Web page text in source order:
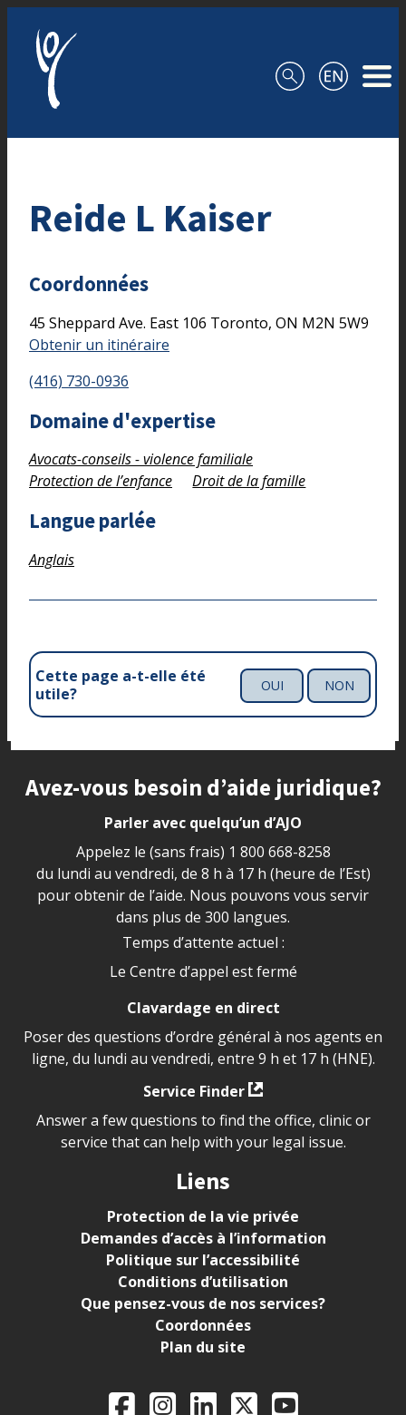
Reide L Kaiser
Coordonnées
45 Sheppard Ave. East 106 Toronto, ON M2N 5W9
Obtenir un itinéraire
(416) 730-0936
Domaine d'expertise
Avocats-conseils - violence familiale
Protection de l’enfance
Droit de la famille
Langue parlée
Anglais
Cette page a-t-elle été
utile?
OUI NON
Site footer
Avez-vous besoin d’aide juridique?
Parler avec quelqu’un d’AJO
Appelez le (sans frais) 1 800 668-8258
du lundi au vendredi, de 8 h à 17 h (heure de l’Est)
pour obtenir de l’aide. Nous pouvons vous servir
dans plus de 300 langues.
Temps d’attente actuel :
Le Centre d’appel est fermé
Clavardage en direct
Poser des questions d’ordre général à nos agents en
ligne, du lundi au vendredi, entre 9 h et 17 h (HNE).
Service Finder
Answer a few questions to find the office, clinic or
service that can help with your legal issue.
Liens
Protection de la vie privée
Demandes d’accès à l’information
Politique sur l’accessibilité
Conditions d’utilisation
Que pensez-vous de nos services?
Coordonnées
Plan du site
Legal Aid Ontario
FacebookInstagram
LinkedIn
X YouTube